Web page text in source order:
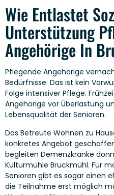
Wie Entlastet
Unterstützung
Angehörige In
Pflegende Angehörige
Bedürfnisse. Das ist kein
Folge intensiver Pflege.
Angehörige vor Überlastung
Lebensqualität der Senioren.
Das Betreute Wohnen zu
konkretes Angebot
begleiten Demenzkranke
Kulturmühle Bruckmühl. Für
Senioren gibt es sogar einen
die Teilnahme erst möglich